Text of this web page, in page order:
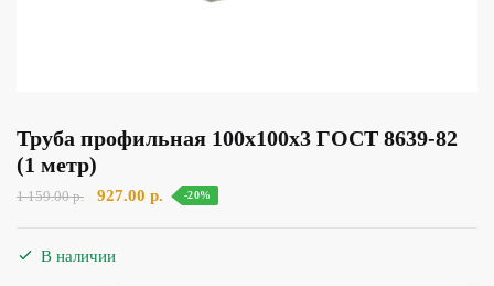
Труба профильная 100х100х3 ГОСТ 8639-82
(1 метр)
1 159.00р.
Первоначальная
927.00 р. Текущая
-20%
В наличии